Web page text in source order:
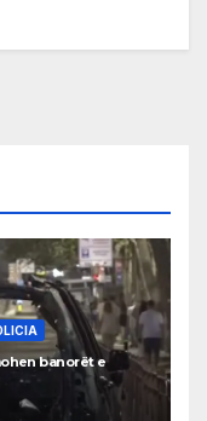
banorët e